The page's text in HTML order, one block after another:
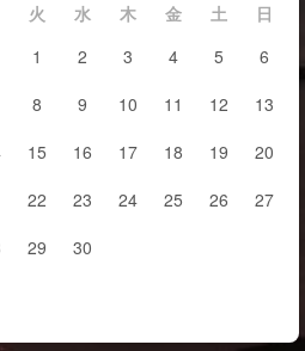
火 水 木 金 土
日
1
2 3 4 5
6
8 9 10 11 12
13
15 16 17 18 19
20
22 23 24 25 26
27
29 30